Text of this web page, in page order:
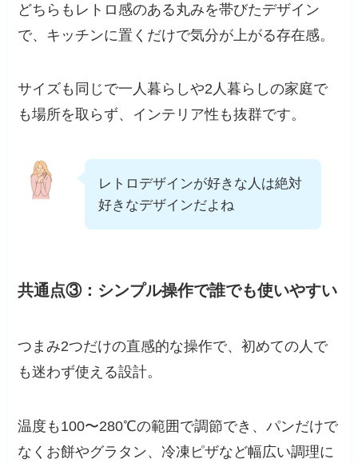
どちらもレトロ感のある丸みを帯びたデザイン
で、キッチンに置くだけで気分が上がる存在感。
サイズも同じで一人暮らしや2人暮らしの家庭で
も場所を取らず、インテリア性も抜群です。
レトロデザインが好きな人は絶対
好きなデザインだよね
共通点③：シンプル操作で誰でも使いやすい
つまみ2つだけの直感的な操作で、初めての人で
も迷わず使える設計。
温度も100〜280℃の範囲で調節でき、パンだけで
なくお餅やグラタン、冷凍ピザなど幅広い調理に